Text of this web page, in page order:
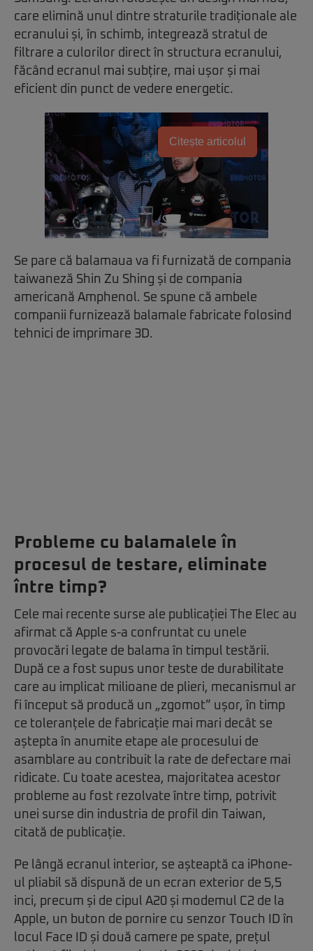
care elimină unul dintre straturile tradiționale ale
ecranului și, în schimb, integrează stratul de
filtrare a culorilor direct în structura ecranului,
făcând ecranul mai subțire, mai ușor și mai
eficient din punct de vedere energetic.
Citește articolul
Se pare că balamaua va fi furnizată de compania
taiwaneză Shin Zu Shing și de compania
americană Amphenol. Se spune că ambele
companii furnizează balamale fabricate folosind
tehnici de imprimare 3D.
Probleme cu balamalele în
procesul de testare, eliminate
între timp?
Cele mai recente surse ale publicației The Elec au
afirmat că Apple s-a confruntat cu unele
provocări legate de balama în timpul testării.
După ce a fost supus unor teste de durabilitate
care au implicat milioane de plieri, mecanismul ar
fi început să producă un „zgomot” ușor, în timp
ce toleranțele de fabricație mai mari decât se
aștepta în anumite etape ale procesului de
asamblare au contribuit la rate de defectare mai
ridicate. Cu toate acestea, majoritatea acestor
probleme au fost rezolvate între timp, potrivit
unei surse din industria de profil din Taiwan,
citată de publicație.
Pe lângă ecranul interior, se așteaptă ca iPhone-
ul pliabil să dispună de un ecran exterior de 5,5
inci, precum și de cipul A20 și modemul C2 de la
Apple, un buton de pornire cu senzor Touch ID în
locul Face ID și două camere pe spate, prețul